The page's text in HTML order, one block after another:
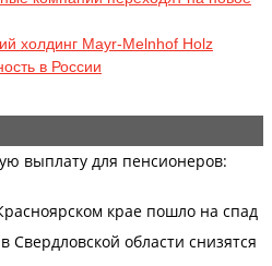
холдинг Mayr-Melnhof Holz
в России